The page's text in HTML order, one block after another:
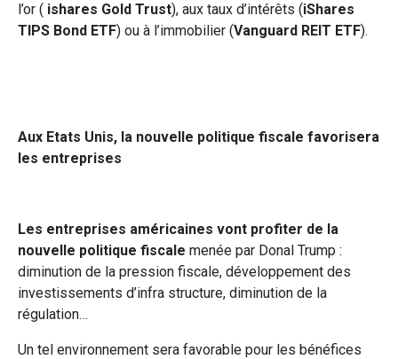
l’or ( ishares Gold Trust), aux taux d’intérêts (iShares
TIPS Bond ETF) ou à l’immobilier (Vanguard REIT ETF).
Aux Etats Unis, la nouvelle politique fiscale favorisera
les entreprises
Les entreprises américaines vont profiter de la
nouvelle politique fiscale menée par Donal Trump :
diminution de la pression fiscale, développement des
investissements d’infra structure, diminution de la
régulation…
Un tel environnement sera favorable pour les bénéfices